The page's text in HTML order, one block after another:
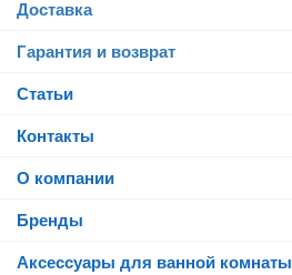
Доставка
Гарантия и возврат
Статьи
Контакты
О компании
Бренды
Аксессуары для ванной комнаты